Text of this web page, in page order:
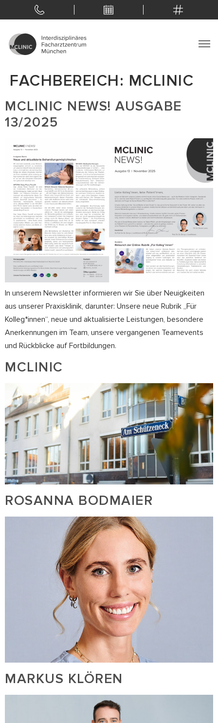
FACHBEREICH: MCLINIC
MCLINIC NEWS! AUSGABE
13/2025
In unserem Newsletter informieren wir Sie über Neuigkeiten
aus unserer Praxisklinik, darunter: Unsere neue Rubrik „Für
Kolleg*innen“, neue und aktualisierte Leistungen, besondere
Anerkennungen im Team, unsere vergangenen Teamevents
und Rückblicke auf Fortbildungen.
MCLINIC
ROSANNA BODMAIER
MARKUS KLÖREN